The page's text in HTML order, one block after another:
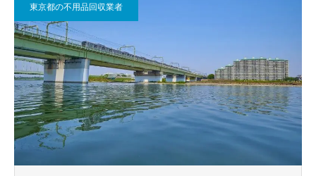
東京都の不用品回収業者